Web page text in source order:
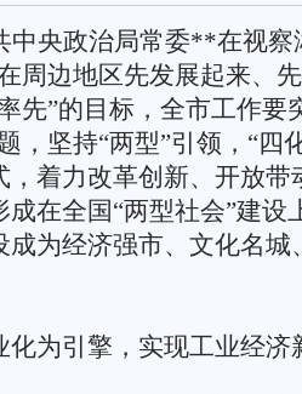
央政治局常委**在视察
周边地区先发展起来、
先”的目标，全市工作要
，坚持“两型”引领，“四
，着力改革创新、开放带
成在全国“两型社会”建设
成为经济强市、文化名城
为引擎，实现工业经济